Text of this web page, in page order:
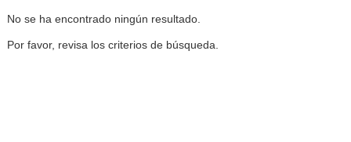
No se ha encontrado ningún resultado.
Por favor, revisa los criterios de búsqueda.